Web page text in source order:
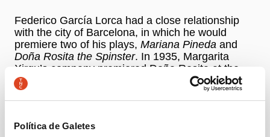
Política de Galetes
Federico García Lorca had a close relationship
with the city of Barcelona, in which he would
premiere two of his plays, Mariana Pineda and
Doña Rosita the Spinster. In 1935, Margarita
Xirgu’s company premiered Doña Rosita at the
Teatre Principal Palace in Barcelona and this was
the last play he would premiere in life.
Authorship